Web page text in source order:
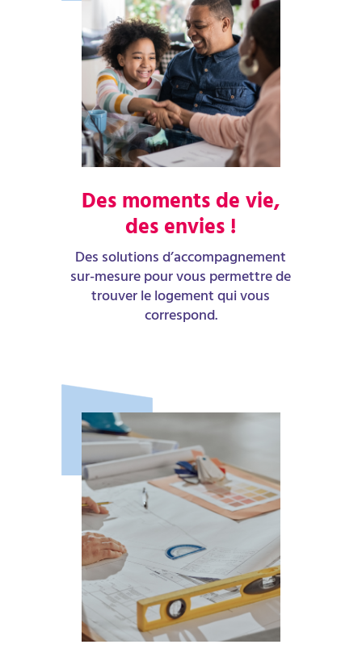
Des moments de vie,
des envies !
Des solutions d’accompagnement
sur-mesure pour vous permettre de
trouver le logement qui vous
correspond.